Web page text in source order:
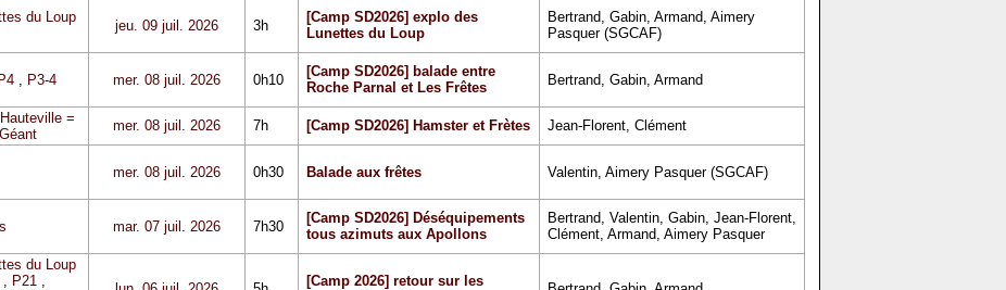
du Loup
jeu. 09 juil. 2026 3h
[Camp SD2026] explo des
Lunettes du Loup
Bertrand, Gabin, Armand, Aimery
Pasquer (SGCAF)
P4, P3-4 mer. 08 juil. 2026 0h10
[Camp SD2026] balade entre
Roche Parnal et Les Frêtes
Bertrand, Gabin, Armand
=
mer. 08 juil. 2026 7h [Camp SD2026] Hamster et Frètes
Jean-Florent, Clément
mer. 08 juil. 2026 0h30 Balade aux frêtes Valentin, Aimery Pasquer (SGCAF)
mar. 07 juil. 2026 7h30
[Camp SD2026] Déséquipements
tous azimuts aux Apollons
Bertrand, Valentin, Gabin, Jean-Florent,
Clément, Armand, Aimery Pasquer
du Loup
P21,
[Camp 2026] retour sur les